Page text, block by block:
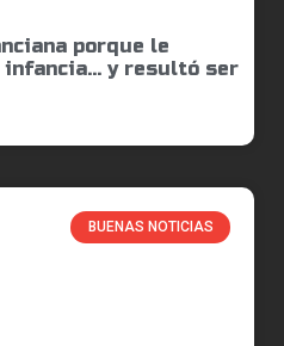
porque le
infancia… y resultó ser
BUENAS NOTICIAS